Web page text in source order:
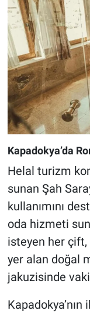
Kapadokya’da
Helal turizm
sunan Şah
kullanımını
oda hizmeti
isteyen her çift,
yer alan doğal
jakuzisinde